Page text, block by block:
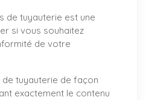
de tuyauterie est une
si vous souhaitez
de votre
tuyauterie de façon
exactement le contenu